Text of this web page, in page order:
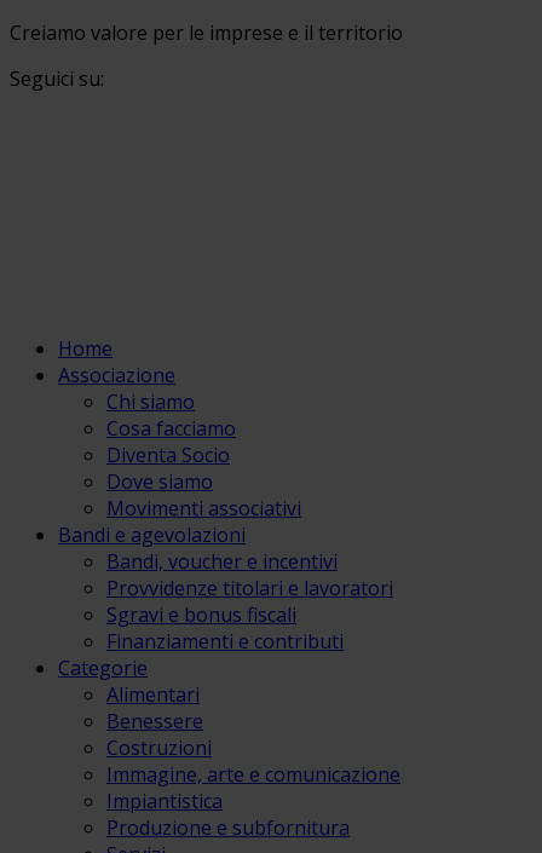
Creiamo valore per le imprese e il territorio
Seguici su:
Home
Associazione
Chi siamo
Cosa facciamo
Diventa Socio
Dove siamo
Movimenti associativi
Bandi e agevolazioni
Bandi, voucher e incentivi
Provvidenze titolari e lavoratori
Sgravi e bonus fiscali
Finanziamenti e contributi
Categorie
Alimentari
Benessere
Costruzioni
Immagine, arte e comunicazione
Impiantistica
Produzione e subfornitura